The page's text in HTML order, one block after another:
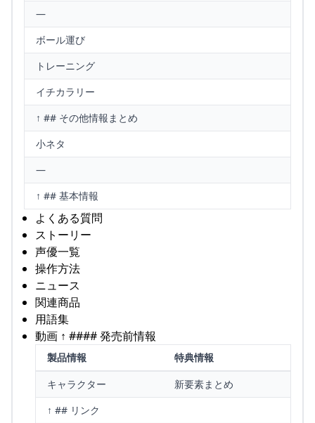
—
ボール運び
トレーニング
イチカラリー
↑ ## その他情報まとめ
小ネタ
—
↑ ## 基本情報
よくある質問
ストーリー
声優一覧
操作方法
ニュース
関連商品
用語集
動画 ↑ #### 発売前情報
製品情報
特典情報
キャラクター
新要素まとめ
↑ ## リンク